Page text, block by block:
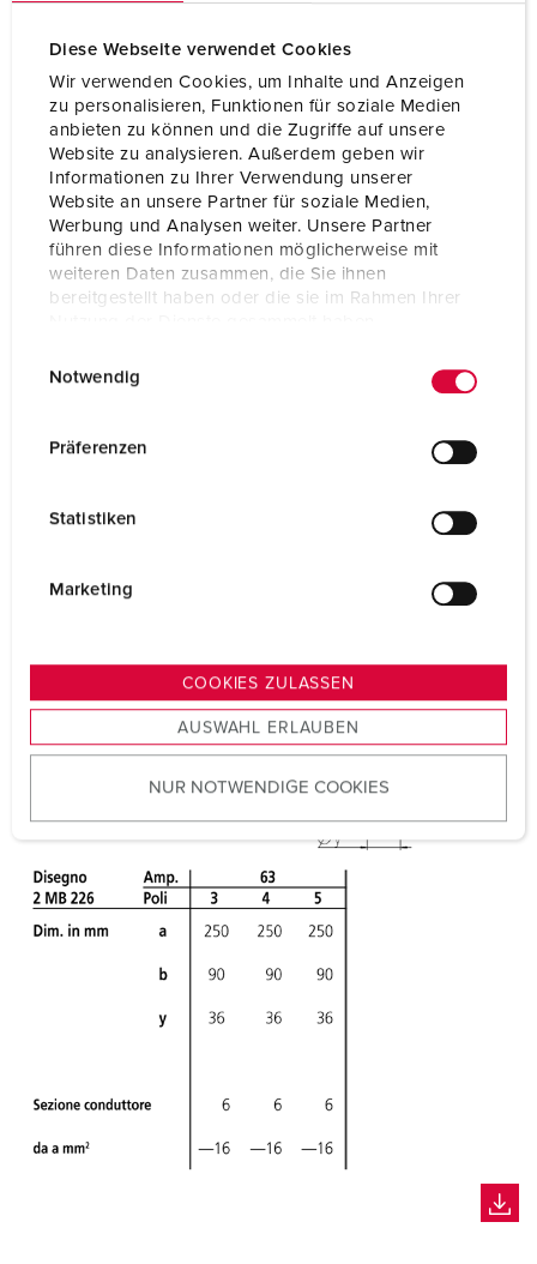
Diese Webseite verwendet Cookies
Wir verwenden Cookies, um Inhalte und Anzeigen
zu personalisieren, Funktionen für soziale Medien
anbieten zu können und die Zugriffe auf unsere
Website zu analysieren. Außerdem geben wir
Informationen zu Ihrer Verwendung unserer
Website an unsere Partner für soziale Medien,
Werbung und Analysen weiter. Unsere Partner
führen diese Informationen möglicherweise mit
weiteren Daten zusammen, die Sie ihnen
bereitgestellt haben oder die sie im Rahmen Ihrer
s
u
w
h
l
Notwendig
Präferenzen
Statistiken
Marketing
COOKIES ZULASSEN
AUSWAHL ERLAUBEN
NUR NOTWENDIGE COOKIES
Poli 5 p
Voltaggio 230 V
Posizioni orologio 9 h
Hertz 50-60 Hz
Tecnologie di
collegamento
morsetti a vite
Contatti
portacontatti altamente resistenti al
calore